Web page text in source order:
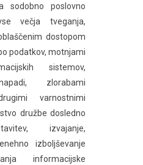
sodobno poslovno
večja tveganja,
dostopom
podatkov, motnjami
sistemov,
zlorabami
varnostnimi
družbe dosledno
izvajanje,
izboljševanje
informacijske